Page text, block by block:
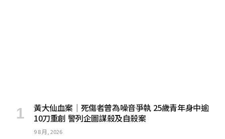
黃大仙血案│死傷者曾為噪音爭執 25歲青年身中逾
10刀重創 警列企圖謀殺及自殺案
9 8 月, 2026